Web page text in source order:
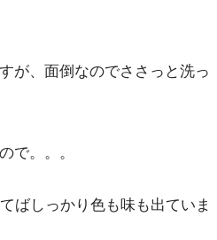
が、面倒なのでささっと洗っ
で。。。
ばしっかり色も味も出ていま